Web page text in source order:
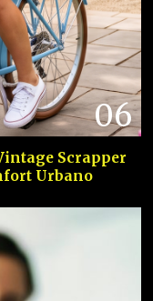
06
Scrapper
Urbano